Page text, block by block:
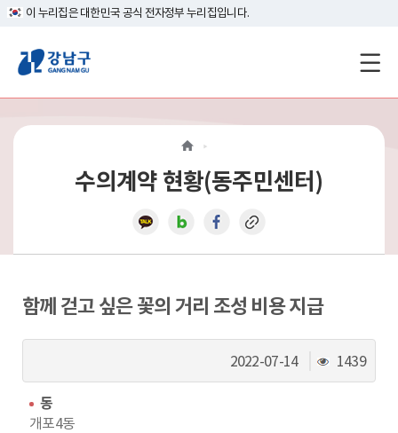
이 누리집은 대한민국 공식 전자정부 누리집입니다.
강
남
구
메
인
이
동
수의계약 현황(동주민센터)
함께 걷고 싶은 꽃의 거리 조성 비용 지급
2022-07-14
조
회
1439
동
개포4동